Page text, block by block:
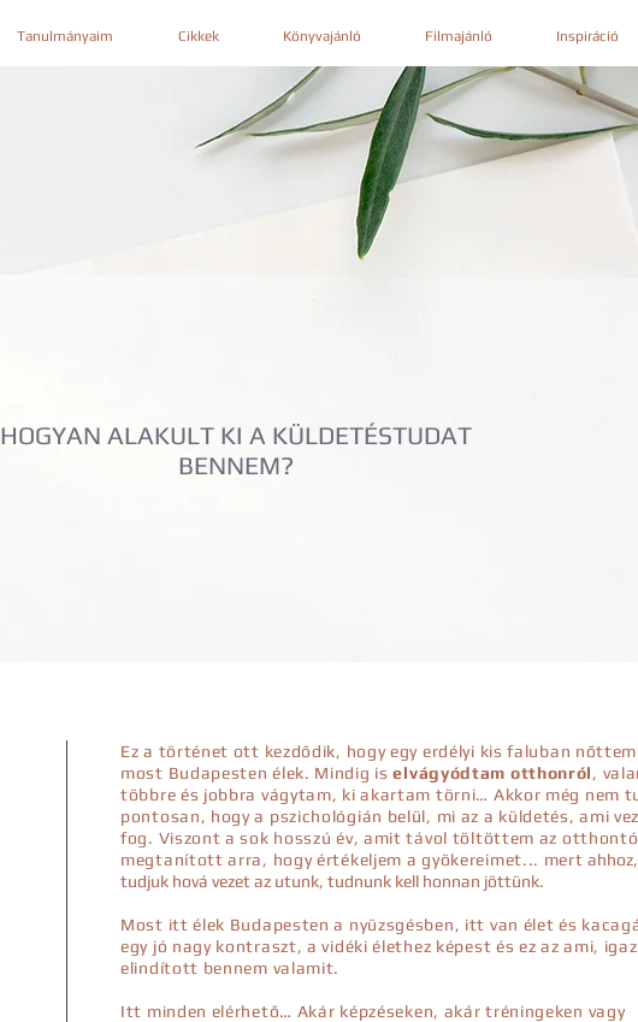
Tanulmányaim Cikkek Könyvajánló Filmajánló Inspiráció
HOGYAN ALAKULT KI A KÜLDETÉSTUDAT
BENNEM?
Ez a történet ott kezdődik, hogy egy erdélyi kis faluban
most Budapesten élek. Mindig iselvágyódtam otthonról,
többre és jobbra vágytam, ki akartam törni… Akkor még nem
pontosan, hogy a pszichológián belül, mi az a küldetés, ami
fog. Viszont a sok hosszú év, amit távol töltöttem az
megtanított arra, hogy értékeljem a gyökereimet... mert
tudjuk hová vezet az utunk, tudnunk kell honnan jöttünk.
Most itt élek Budapesten a nyüzsgésben, itt van élet és
egy jó nagy kontraszt, a vidéki élethez képest és ez az ami,
elindított bennem valamit.
Itt minden elérhető… Akár képzéseken, akár tréningeken vagy